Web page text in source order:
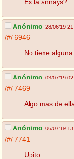
Es la annays?
Anónimo 28/06/19
/#/ 6946
No tiene
Anónimo 03/07/19
/#/ 7469
Algo mas de
Anónimo 06/07/19
/#/ 7741
Upito